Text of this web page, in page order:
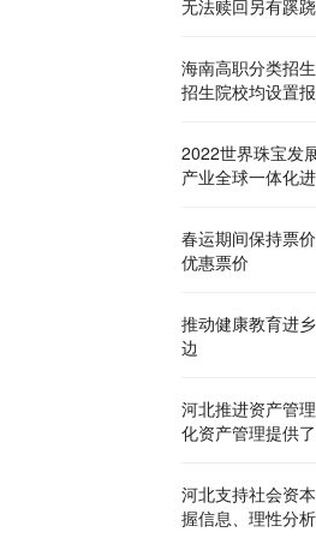
无法赎回另有蹊
海南高职分类招
招生院校均设置
2022世界珠宝发
产业全球一体化
春运期间保持票
优惠票价
推动健康教育进
边
河北推进资产管
化资产管理提供
河北支持社会资
握信息、理性分